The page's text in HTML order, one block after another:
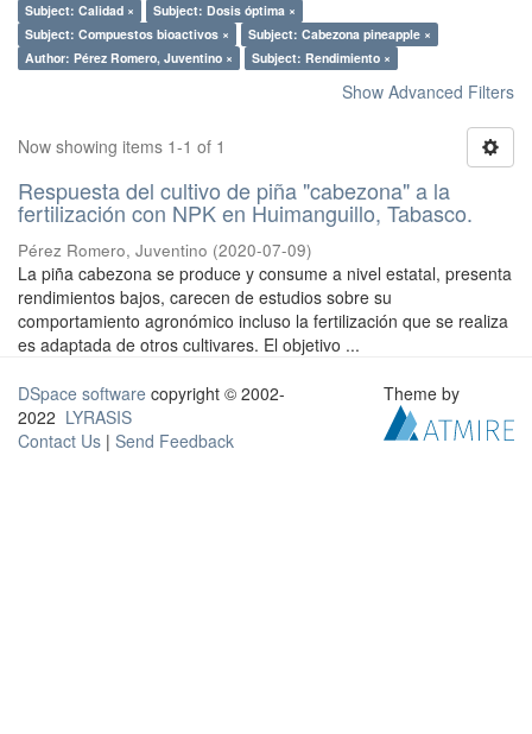
Subject: Calidad ×
Subject: Dosis óptima ×
Subject: Compuestos bioactivos ×
Subject: Cabezona pineapple ×
Author: Pérez Romero, Juventino ×
Subject: Rendimiento ×
Show Advanced Filters
Now showing items 1-1 of 1
Respuesta del cultivo de piña "cabezona" a la
fertilización con NPK en Huimanguillo, Tabasco.
Pérez Romero, Juventino (2020-07-09)
La piña cabezona se produce y consume a nivel estatal, presenta
rendimientos bajos, carecen de estudios sobre su
comportamiento agronómico incluso la fertilización que se realiza
es adaptada de otros cultivares. El objetivo ...
DSpace software copyright © 2002-
2022 LYRASIS
Contact Us | Send Feedback
Theme by